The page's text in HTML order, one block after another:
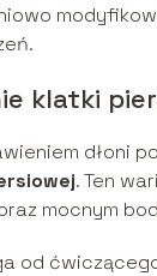
klatki
dłoni
. Ten
mocnym
od